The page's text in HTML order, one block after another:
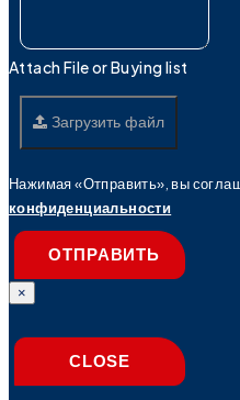
Attach File or Buying list
Загрузить файл
Нажимая «Отправить», вы
конфиденциальности
ОТПРАВИТЬ
×
CLOSE